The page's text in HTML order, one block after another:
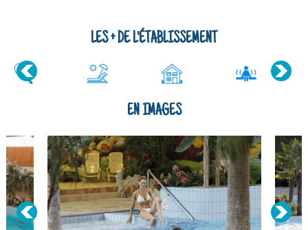
Activités et services
Pierre et Vacances Normandy Garden, il y a des ba...
LES + DE L'ÉTABLISSEMENT
EN IMAGES